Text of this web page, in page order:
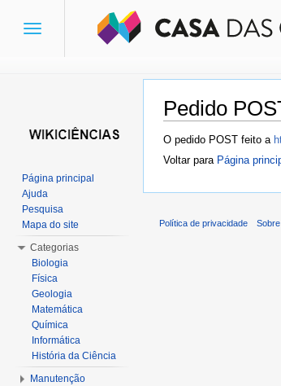
Pedido
Ir para:navegação,
O pedido POST feito a
Voltar para Página
Toggle
Página principal
Ajuda
Pesquisa
Mapa do site
Categorias
Biologia
Física
Geologia
Matemática
Química
Informática
História da Ciência
Manutenção
Política de privacidade